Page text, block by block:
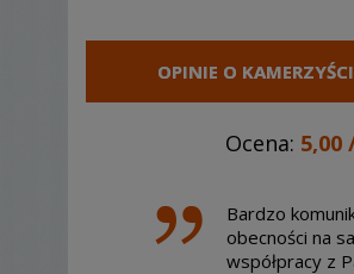
OPINIE O
Ocena: 5,00
Bardzo
obecności na
współpracy z